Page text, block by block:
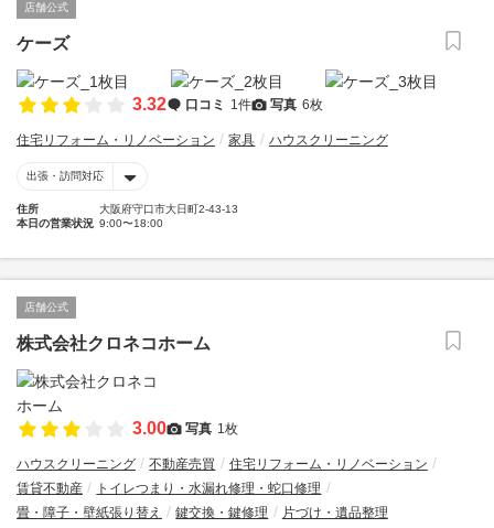
店舗公式
ケーズ
3.32 口コミ 1件 写真 6枚
住宅リフォーム・リノベーション 家具 ハウスクリーニング
出張・訪問対応
住所
大阪府守口市大日町2-43-13
本日の営業状況 9:00〜18:00
店舗公式
株式会社クロネコホーム
3.00 写真 1枚
ハウスクリーニング 不動産売買
住宅リフォーム・リノベーション
賃貸不動産
トイレつまり・水漏れ修理・蛇口修理
畳・障子・壁紙張り替え
鍵交換・鍵修理 片づけ・遺品整理